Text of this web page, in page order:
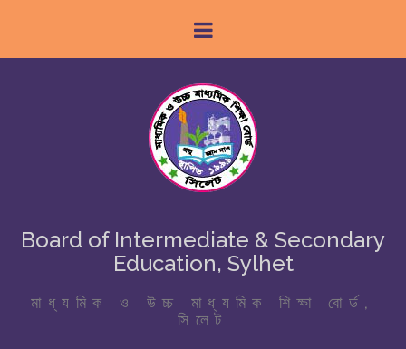
Board of Intermediate & Secondary
Education, Sylhet
মাধ্যমিক ও উচ্চ মাধ্যমিক শিক্ষা বোর্ড,
সিলেট